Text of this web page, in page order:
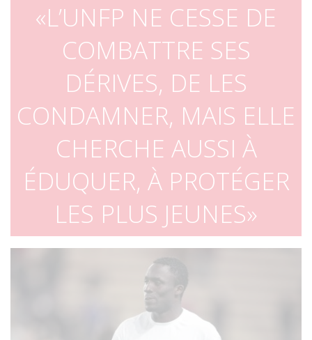
L’UNFP NE CESSE DE
COMBATTRE SES
DÉRIVES, DE LES
CONDAMNER, MAIS ELLE
CHERCHE AUSSI À
ÉDUQUER, À PROTÉGER
LES PLUS JEUNES